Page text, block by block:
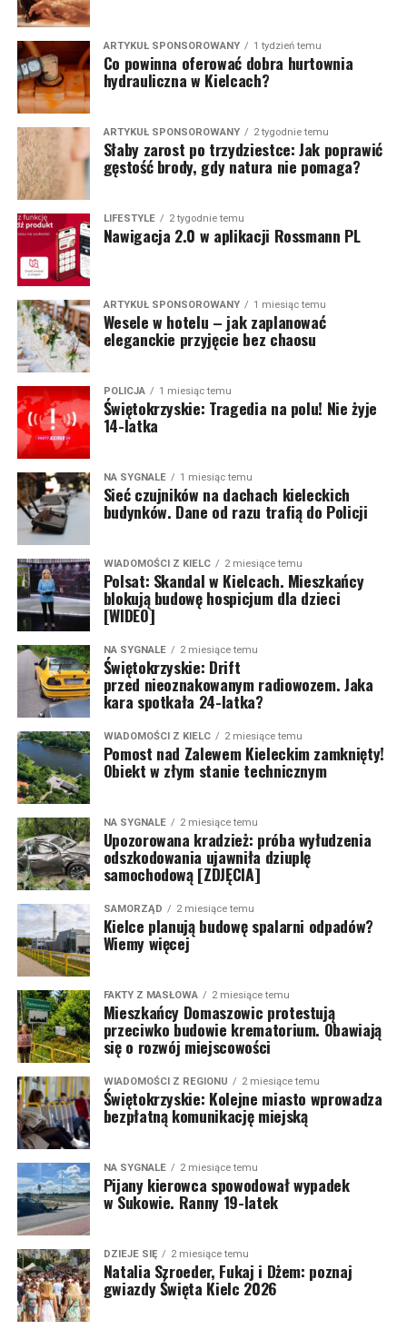
ARTYKUŁ SPONSOROWANY 1 tydzień temu
Co powinna oferować dobra hurtownia
hydrauliczna w Kielcach?
ARTYKUŁ SPONSOROWANY 2 tygodnie temu
Słaby zarost po trzydziestce: Jak poprawić
gęstość brody, gdy natura nie pomaga?
LIFESTYLE 2 tygodnie temu
Nawigacja 2.0 w aplikacji Rossmann PL
ARTYKUŁ SPONSOROWANY 1 miesiąc temu
Wesele w hotelu – jak zaplanować
eleganckie przyjęcie bez chaosu
POLICJA 1 miesiąc temu
Świętokrzyskie: Tragedia na polu! Nie żyje
14-latka
NA SYGNALE 1 miesiąc temu
Sieć czujników na dachach kieleckich
budynków. Dane od razu trafią do Policji
WIADOMOŚCI Z KIELC 2 miesiące temu
Polsat: Skandal w Kielcach. Mieszkańcy
blokują budowę hospicjum dla dzieci
[WIDEO]
NA SYGNALE 2 miesiące temu
Świętokrzyskie: Drift
przed nieoznakowanym radiowozem. Jaka
kara spotkała 24-latka?
WIADOMOŚCI Z KIELC 2 miesiące temu
Pomost nad Zalewem Kieleckim zamknięty!
Obiekt w złym stanie technicznym
NA SYGNALE 2 miesiące temu
Upozorowana kradzież: próba wyłudzenia
odszkodowania ujawniła dziuplę
samochodową [ZDJĘCIA]
SAMORZĄD 2 miesiące temu
Kielce planują budowę spalarni odpadów?
Wiemy więcej
FAKTY Z MASŁOWA 2 miesiące temu
Mieszkańcy Domaszowic protestują
przeciwko budowie krematorium. Obawiają
się o rozwój miejscowości
WIADOMOŚCI Z REGIONU 2 miesiące temu
Świętokrzyskie: Kolejne miasto wprowadza
bezpłatną komunikację miejską
NA SYGNALE 2 miesiące temu
Pijany kierowca spowodował wypadek
w Sukowie. Ranny 19-latek
DZIEJE SIĘ 2 miesiące temu
Natalia Szroeder, Fukaj i Dżem: poznaj
gwiazdy Święta Kielc 2026